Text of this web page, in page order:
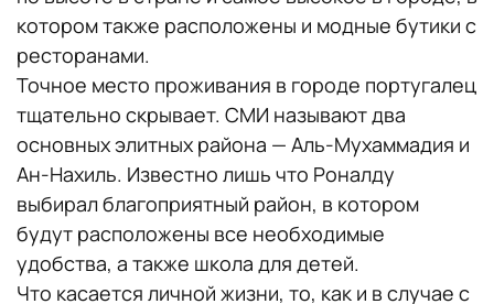
котором также расположены и модные бутики с
ресторанами.
Точное место проживания в городе португалец
тщательно скрывает. СМИ называют два
основных элитных района — Аль-Мухаммадия и
Ан-Нахиль. Известно лишь что Роналду
выбирал благоприятный район, в котором
будут расположены все необходимые
удобства, а также школа для детей.
Что касается личной жизни, то, как и в случае с